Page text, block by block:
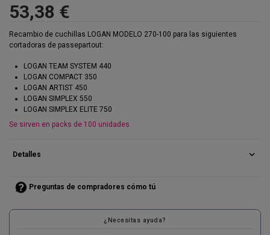
53,38 €
Recambio de cuchillas LOGAN MODELO 270-100 para las siguientes
cortadoras de passepartout:
LOGAN TEAM SYSTEM 440
LOGAN COMPACT 350
LOGAN ARTIST 450
LOGAN SIMPLEX 550
LOGAN SIMPLEX ELITE 750
Se sirven en packs de 100 unidades
Detalles expand_more
Preguntas de compradores cómo tú
¿Necesitas ayuda?